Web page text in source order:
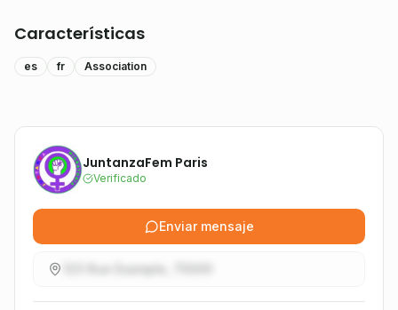
Características
es fr Association
JuntanzaFem Paris
Verificado
Enviar mensaje
123 Rue Example, 75000